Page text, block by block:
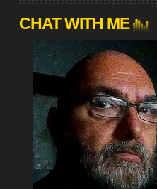
CHAT WITH ME